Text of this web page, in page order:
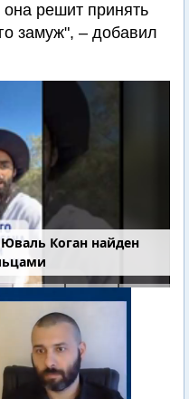
решит принять
замуж", – добавил
Коган найден